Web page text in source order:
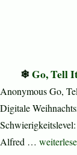
Go, Tell
Anonymous Go,
Digitale
Alfred … „Go, Tell